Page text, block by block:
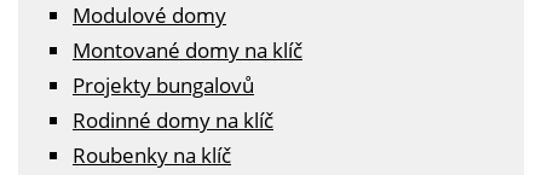
Modulové domy
Montované domy na klíč
Projekty bungalovů
Rodinné domy na klíč
Roubenky na klíč